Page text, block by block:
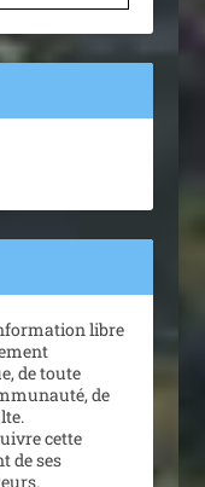
libre
de toute
de
cette
de ses